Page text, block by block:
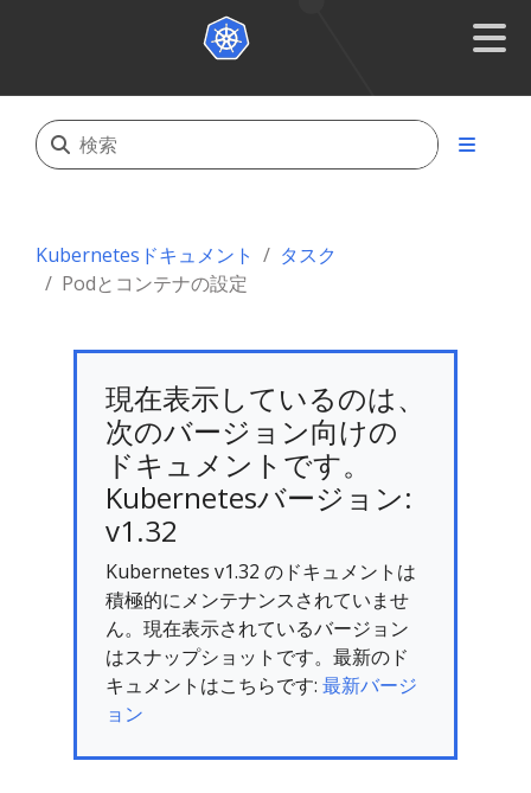
Kubernetesドキュメント
タスク
Podとコンテナの設定
現在表示しているのは、
次のバージョン向けの
ドキュメントです。
Kubernetesバージョン:
v1.32
Kubernetes v1.32 のドキュメントは
積極的にメンテナンスされていませ
ん。現在表示されているバージョン
はスナップショットです。最新のド
キュメントはこちらです: 最新バージ
ョン